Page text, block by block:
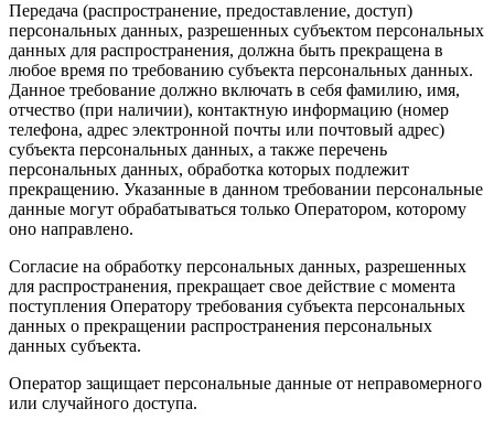
Передача (распространение, предоставление, доступ)
персональных данных, разрешенных субъектом персональных
данных для распространения, должна быть прекращена в
любое время по требованию субъекта персональных данных.
Данное требование должно включать в себя фамилию, имя,
отчество (при наличии), контактную информацию (номер
телефона, адрес электронной почты или почтовый адрес)
субъекта персональных данных, а также перечень
персональных данных, обработка которых подлежит
прекращению. Указанные в данном требовании персональные
данные могут обрабатываться только Оператором, которому
оно направлено.
Согласие на обработку персональных данных, разрешенных
для распространения, прекращает свое действие с момента
поступления Оператору требования субъекта персональных
данных о прекращении распространения персональных
данных субъекта.
Оператор защищает персональные данные от неправомерного
или случайного доступа.